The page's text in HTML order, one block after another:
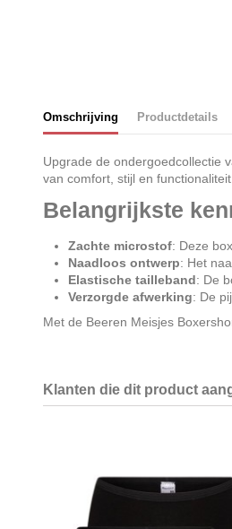
Omschrijving Productdetails
Upgrade de ondergoedcollectie
van comfort, stijl en
Belangrijkste
Zachte microstof: Deze
Naadloos ontwerp: Het
Elastische tailleband: De
Verzorgde afwerking: De
Met de Beeren Meisjes
Klanten die dit product